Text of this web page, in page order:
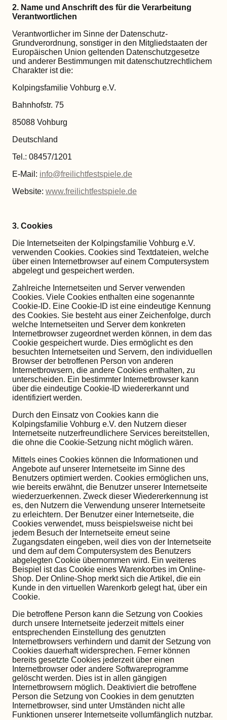
2. Name und Anschrift des für die Verarbeitung
Verantwortlichen
Verantwortlicher im Sinne der Datenschutz-
Grundverordnung, sonstiger in den Mitgliedstaaten der
Europäischen Union geltenden Datenschutzgesetze
und anderer Bestimmungen mit datenschutzrechtlichem
Charakter ist die:
Kolpingsfamilie Vohburg e.V.
Bahnhofstr. 75
85088 Vohburg
Deutschland
Tel.: 08457/1201
E-Mail: info@freilichtfestspiele.de
Website: www.freilichtfestspiele.de
3. Cookies
Die Internetseiten der Kolpingsfamilie Vohburg e.V.
verwenden Cookies. Cookies sind Textdateien, welche
über einen Internetbrowser auf einem Computersystem
abgelegt und gespeichert werden.
Zahlreiche Internetseiten und Server verwenden
Cookies. Viele Cookies enthalten eine sogenannte
Cookie-ID. Eine Cookie-ID ist eine eindeutige Kennung
des Cookies. Sie besteht aus einer Zeichenfolge, durch
welche Internetseiten und Server dem konkreten
Internetbrowser zugeordnet werden können, in dem das
Cookie gespeichert wurde. Dies ermöglicht es den
besuchten Internetseiten und Servern, den individuellen
Browser der betroffenen Person von anderen
Internetbrowsern, die andere Cookies enthalten, zu
unterscheiden. Ein bestimmter Internetbrowser kann
über die eindeutige Cookie-ID wiedererkannt und
identifiziert werden.
Durch den Einsatz von Cookies kann die
Kolpingsfamilie Vohburg e.V. den Nutzern dieser
Internetseite nutzerfreundlichere Services bereitstellen,
die ohne die Cookie-Setzung nicht möglich wären.
Mittels eines Cookies können die Informationen und
Angebote auf unserer Internetseite im Sinne des
Benutzers optimiert werden. Cookies ermöglichen uns,
wie bereits erwähnt, die Benutzer unserer Internetseite
wiederzuerkennen. Zweck dieser Wiedererkennung ist
es, den Nutzern die Verwendung unserer Internetseite
zu erleichtern. Der Benutzer einer Internetseite, die
Cookies verwendet, muss beispielsweise nicht bei
jedem Besuch der Internetseite erneut seine
Zugangsdaten eingeben, weil dies von der Internetseite
und dem auf dem Computersystem des Benutzers
abgelegten Cookie übernommen wird. Ein weiteres
Beispiel ist das Cookie eines Warenkorbes im Online-
Shop. Der Online-Shop merkt sich die Artikel, die ein
Kunde in den virtuellen Warenkorb gelegt hat, über ein
Cookie.
Die betroffene Person kann die Setzung von Cookies
durch unsere Internetseite jederzeit mittels einer
entsprechenden Einstellung des genutzten
Internetbrowsers verhindern und damit der Setzung von
Cookies dauerhaft widersprechen. Ferner können
bereits gesetzte Cookies jederzeit über einen
Internetbrowser oder andere Softwareprogramme
gelöscht werden. Dies ist in allen gängigen
Internetbrowsern möglich. Deaktiviert die betroffene
Person die Setzung von Cookies in dem genutzten
Internetbrowser, sind unter Umständen nicht alle
Funktionen unserer Internetseite vollumfänglich nutzbar.